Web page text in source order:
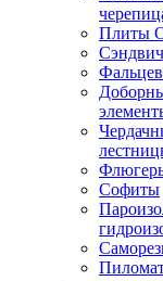
Плиты
Софиты